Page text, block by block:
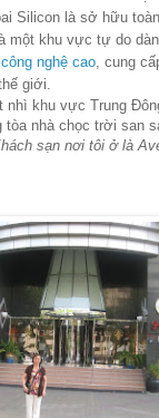
Silicon là sở hữu
một khu vực tự do
công nghệ cao , cung
giới.
nhì khu vực Trung
nhà chọc trời san
sạn nơi tôi ở là